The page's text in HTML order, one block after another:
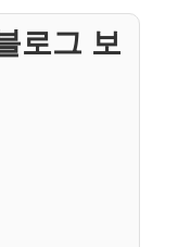
로그 보